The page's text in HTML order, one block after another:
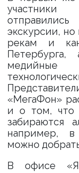
участники
экскурсии, но
рекам и
«МегаФон»
и о том, что
забираются
например, в
можно
В офисе